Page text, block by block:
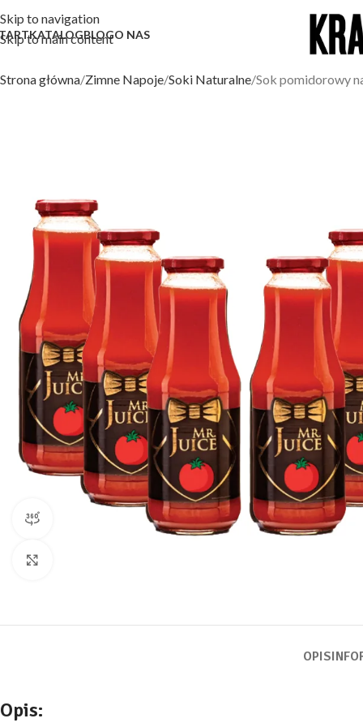
Skip to navigation
Skip to main content
KATALOGBLOGO NAS
Strona główna Zimne Napoje Soki Naturalne Sok pomidorowy
widok produktu 360
OPIS
Opis: